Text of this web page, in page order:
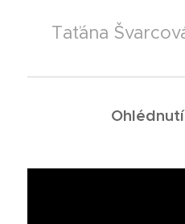
Taťána